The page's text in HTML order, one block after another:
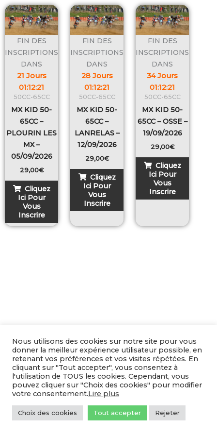
FIN DES
INSCRIPTIONS
DANS
21 Jours
01:12:21
50CC-65CC
MX KID 50-
65CC –
PLOURIN LES
MX –
05/09/2026
29,00€
Cliquez
Ici Pour
Vous
Inscrire
FIN DES
INSCRIPTIONS
DANS
28 Jours
01:12:21
50CC-65CC
MX KID 50-
65CC –
LANRELAS –
12/09/2026
29,00€
Cliquez
Ici Pour
Vous
Inscrire
FIN DES
INSCRIPTIONS
DANS
34 Jours
01:12:21
50CC-65CC
MX KID 50-
65CC – OSSE –
19/09/2026
29,00€
Cliquez
Ici Pour
Vous
Inscrire
Nous utilisons des cookies sur notre site pour vous
donner la meilleur expérience utilisateur possible, en
retenant vos préférences et vos visites répétées. En
cliquant sur "Tout accepter", vous consentez à
l'utilisation de TOUS les cookies. Cependant, vous
pouvez cliquer sur "Choix des cookies" pour modifier
votre consentement.Lire plus
Choix des cookies Tout accepter Rejeter